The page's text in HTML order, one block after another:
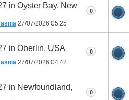
in Oyster Bay, New
27/07/2026 05:25
0
in Oberlin, USA
27/07/2026 04:42
0
in Newfoundland,
0